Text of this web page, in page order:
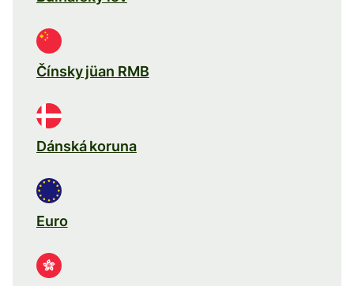
Čínsky jüan RMB
Dánská koruna
Euro